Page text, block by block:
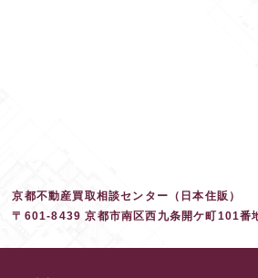
京都不動産買取相談センター（日本住販）
〒601-8439 京都市南区西九条開ケ町101番